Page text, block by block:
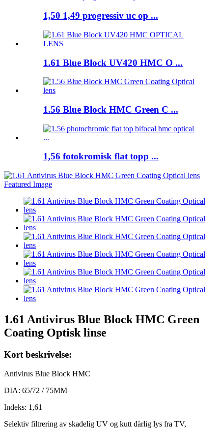
1,50 1,49 progressiv uc op ...
1.61 Blue Block UV420 HMC O ...
1.56 Blue Block HMC Green C ...
1,56 fotokromisk flat topp ...
1.61 Antivirus Blue Block HMC Green
Coating Optisk linse
Kort beskrivelse:
Antivirus Blue Block HMC
DIA: 65/72 / 75MM
Indeks: 1,61
Selektiv filtrering av skadelig UV og kutt dårlig lys fra TV,